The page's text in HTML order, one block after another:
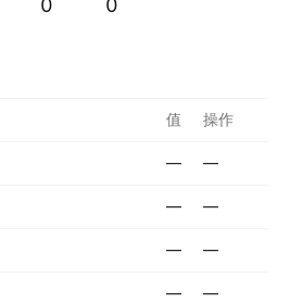
0 0
值 操作
— —
— —
— —
— —